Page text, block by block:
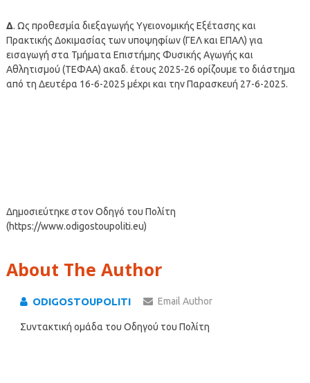
Δ. Ως προθεσμία διεξαγωγής Υγειονομικής Εξέτασης και
Πρακτικής Δοκιμασίας των υποψηφίων (ΓΕΛ και ΕΠΑΛ) για
εισαγωγή στα Τμήματα Επιστήμης Φυσικής Αγωγής και
Αθλητισμού (ΤΕΦΑΑ) ακαδ. έτους 2025-26 ορίζουμε το διάστημα
από τη Δευτέρα 16-6-2025 μέχρι και την Παρασκευή 27-6-2025.
Δημοσιεύτηκε στον Οδηγό του Πολίτη
(https://www.odigostoupoliti.eu)
About The Author
ODIGOSTOUPOLITI Email Author
Συντακτική ομάδα του Οδηγού του Πολίτη